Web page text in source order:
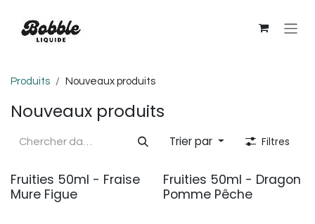
Produits Nouveaux produits
Nouveaux produits
Trier par Filtres
Nouveau !
Fruities 50ml - Fraise
Mure Figue
Nouveau !
Fruities 50ml - Dragon
Pomme Pêche